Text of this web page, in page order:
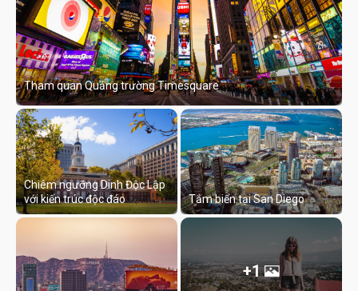
Tham quan Quảng trường Timesquare
Chiêm ngưỡng Dinh Độc Lập
với kiến trúc độc đáo
Tắm biển tại San Diego
+1